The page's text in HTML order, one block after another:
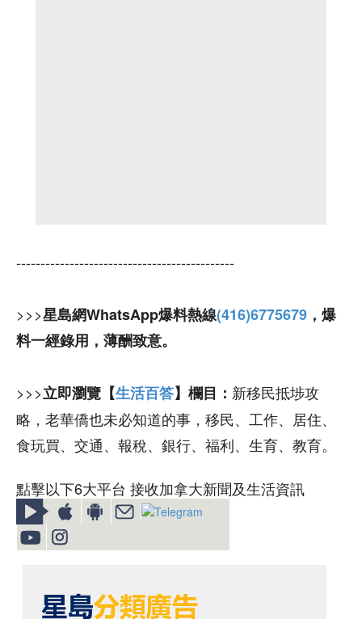
---------------------------------------------
>>>星島網WhatsApp爆料熱線(416)6775679 ，爆
料一經錄用，薄酬致意。
>>>立即瀏覽【生活百答】欄目： 新移民抵埗攻
略，老華僑也未必知道的事，移民、工作、居住、
食玩買、交通、報稅、銀行、福利、生育、教育。
點擊以下6大平台 接收加拿大新聞及生活資訊